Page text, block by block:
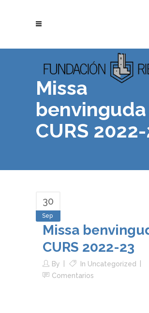
Missa
benvinguda
CURS
30
Sep
Missa
CURS 2022-23
By In Uncategorized
Comentarios